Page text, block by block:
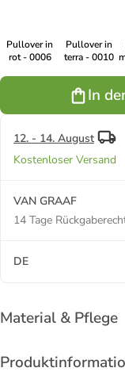
Pullover in
rot - 0006
Pullover in
terra - 0010
In
12. - 14. August
Kostenloser Versand
VAN GRAAF
14 Tage
DE
Material & Pflege